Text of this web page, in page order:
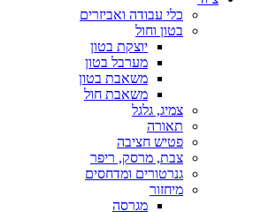
כלי עבודה ואביזרים
בטון וחול
יוצקת בטון
מערבל בטון
משאבת בטון
משאבת חול
צמיג, גלגל
תאורה
פטיש חציבה
צבת, מרסק, ריפר
גנרטורים ומדחסים
מיחזור
מגרסה